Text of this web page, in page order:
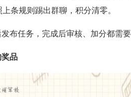
条规则踢出群聊，积分清零。
发布任务，完成后审核、加分都需
奖品